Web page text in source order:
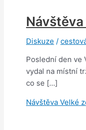
Diskuze /
Poslední den ve
vydal na místní
co se […]
Návštěva Velké